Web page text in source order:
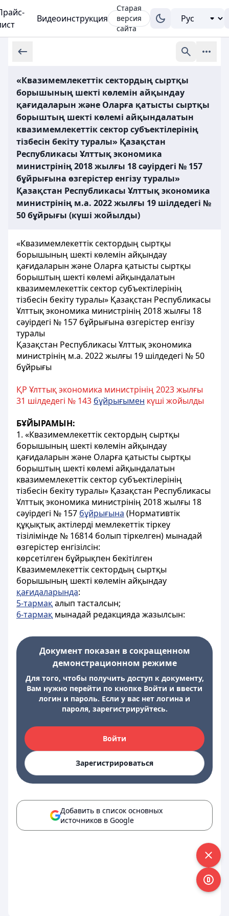
Видеоинструкция
Старая
версия
сайта
«Квазимемлекеттік сектордың сыртқы
борышының шекті көлемін айқындау
қағидаларын және Оларға қатысты сыртқы
борыштың шекті көлемі айқындалатын
квазимемлекеттік сектор субъектілерінің
тізбесін бекіту туралы» Қазақстан
Республикасы Ұлттық экономика
министрінің 2018 жылғы 18 сәуірдегі № 157
бұйрығына өзгерістер енгізу туралы»
Қазақстан Республикасы Ұлттық экономика
министрінің м.а. 2022 жылғы 19 шілдедегi №
50 бұйрығы (күші жойылды)
«Квазимемлекеттік сектордың сыртқы
борышының шекті көлемін айқындау
қағидаларын және Оларға қатысты сыртқы
борыштың шекті көлемі айқындалатын
квазимемлекеттік сектор субъектілерінің
тізбесін бекіту туралы» Қазақстан Республикасы
Ұлттық экономика министрінің 2018 жылғы 18
сәуірдегі № 157 бұйрығына өзгерістер енгізу
туралы
Қазақстан Республикасы Ұлттық экономика
министрінің м.а. 2022 жылғы 19 шілдедегi № 50
бұйрығы
ҚР Ұлттық экономика министрінің 2023 жылғы
31 шілдедегі № 143 бұйрығымен күші жойылды
БҰЙЫРАМЫН:
1. «Квазимемлекеттік сектордың сыртқы
борышының шекті көлемін айқындау
қағидаларын және Оларға қатысты сыртқы
борыштың шекті көлемі айқындалатын
квазимемлекеттік сектор субъектілерінің
тізбесін бекіту туралы» Қазақстан Республикасы
Ұлттық экономика министрінің 2018 жылғы 18
сәуірдегі № 157 бұйрығына (Нормативтік
құқықтық актілерді мемлекеттік тіркеу
тізілімінде № 16814 болып тіркелген) мынадай
өзгерістер енгізілсін:
көрсетілген бұйрықпен бекітілген
Квазимемлекеттік сектордың сыртқы
борышының шекті көлемін айқындау
қағидаларында:
5-тармақалып тасталсын;
6-тармақ мынадай редакцияда жазылсын:
Документ показан в сокращенном
демонстрационном режиме
Для того, чтобы получить доступ к документу,
Вам нужно перейти по кнопке Войти и ввести
логин и пароль. Если у вас нет логина и
пароля, зарегистрируйтесь.
Войти
Зарегистрироваться
Добавить в список основных
источников в Google